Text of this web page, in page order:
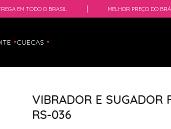
EM TODO O BRASIL MELHOR PREÇO DO
CUECAS
VIBRADOR E SUGADOR
RS-036